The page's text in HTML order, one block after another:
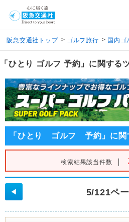
阪急交通社トップ > ゴルフ旅行 > 国内ゴ
「ひとり ゴルフ 予約」に関する
「ひとり ゴルフ 予約」に関
検索結果該当件数 ｜
5/121ペ
◀